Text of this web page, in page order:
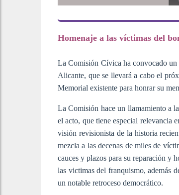
Homenaje a las víctimas del
La Comisión Cívica ha convocado un
Alicante, que se llevará a cabo el
Memorial existente para honrar su
La Comisión hace un llamamiento a
el acto, que tiene especial relevancia
visión revisionista de la historia
mezcla a las decenas de miles de
cauces y plazos para su reparación y
las victimas del franquismo, además
un notable retroceso democrático.